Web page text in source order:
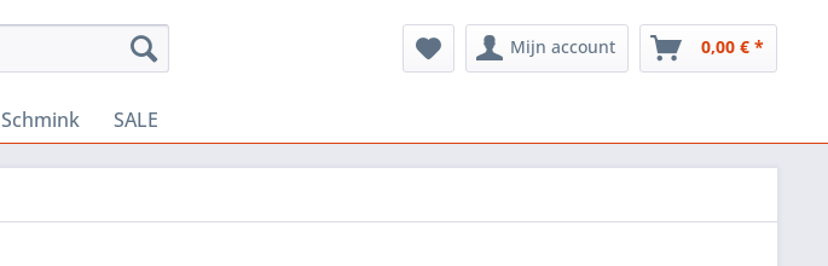
Mijn account 0,00 € *
Schmink SALE